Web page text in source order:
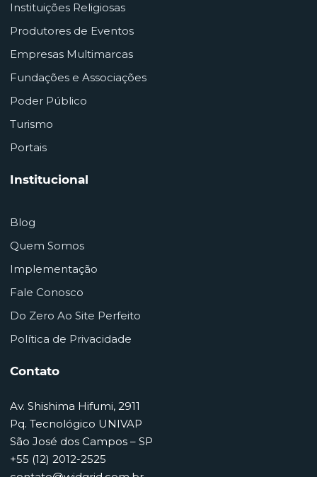
Instituições Religiosas
Produtores de Eventos
Empresas Multimarcas
Fundações e Associações
Poder Público
Turismo
Portais
Institucional
Blog
Quem Somos
Implementação
Fale Conosco
Do Zero Ao Site Perfeito
Política de Privacidade
Contato
Av. Shishima Hifumi, 2911
Pq. Tecnológico UNIVAP
São José dos Campos – SP
+55 (12) 2012-2525